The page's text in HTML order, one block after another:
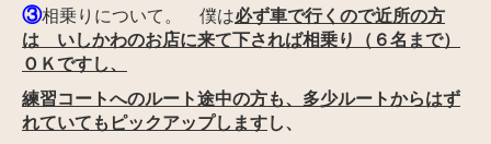
③相乗りについて。 僕は必ず車で行くので近所の方
は いしかわのお店に来て下されば相乗り （６名まで）
ＯＫですし、
練習コートへのルート途中の方も、多少ルートからはず
れていてもピックアップしますし、